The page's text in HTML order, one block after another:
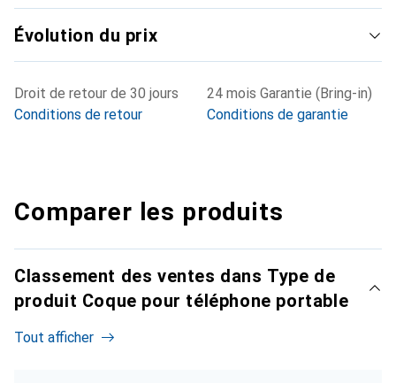
Évolution du prix
Droit de retour de 30 jours
Conditions de retour
24 mois Garantie (Bring-in)
Conditions de garantie
Comparer les produits
Classement des ventes dans Type de
produit Coque pour téléphone portable
Tout afficher